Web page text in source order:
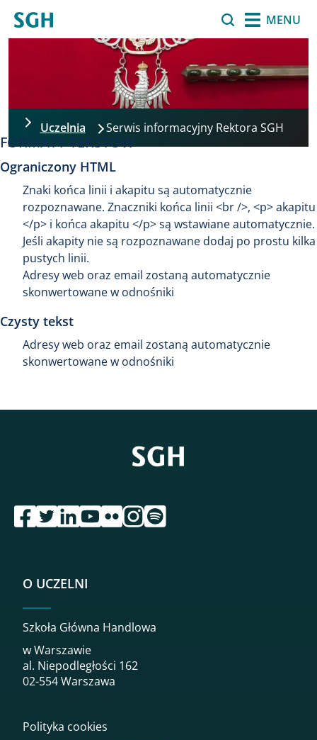
MENU
Uczelnia Serwis informacyjny Rektora SGH
FORMATY TEKSTÓW
Ograniczony HTML
Znaki końca linii i akapitu są automatycznie
rozpoznawane. Znaczniki końca linii <br />, <p> akapitu
</p> i końca akapitu </p> są wstawiane automatycznie.
Jeśli akapity nie są rozpoznawane dodaj po prostu kilka
pustych linii.
Adresy web oraz email zostaną automatycznie
skonwertowane w odnośniki
Czysty tekst
Adresy web oraz email zostaną automatycznie
skonwertowane w odnośniki
przejdź do serwisu facebook sgh
przejdź do serwisu twitter sgh
przejdź do serwisu linkedin sgh
przejdź do serwisu youtube sgh
przejdź do serwisu flickr sgh
przejdź do serwisu instagram sgh
przejdź do serwisu spotify sgh
O UCZELNI
Szkoła Główna Handlowa
w Warszawie
al. Niepodległości 162
02-554 Warszawa
Polityka cookies